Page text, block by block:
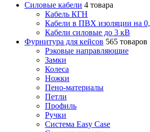
Силовые кабели 4 товара
Кабель КГН
Кабели в ПВХ изоляции на
Кабели силовые до 3 кВ
Фурнитура для кейсов 565 товаров
Рэковые направляющие
Замки
Колеса
Ножки
Пено-материалы
Петли
Профиль
Ручки
Система Easy Case